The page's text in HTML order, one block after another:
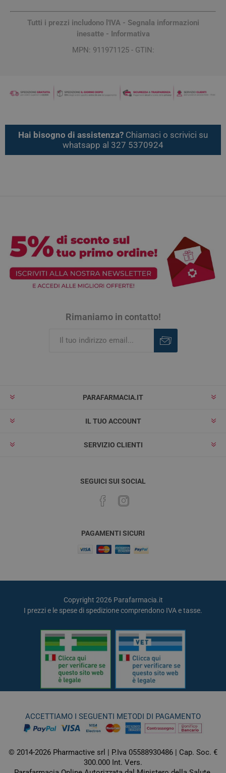
Tutti i prezzi includono l'IVA - Segnala informazioni
inesatte- Informativa
MPN: 911971125 - GTIN:
Hai bisogno di assistenza? Chiamaci o scrivici su
whatsapp al 327 5370924
Rimaniamo in contatto!
PARAFARMACIA.IT
IL TUO ACCOUNT
SERVIZIO CLIENTI
SEGUICI SUI SOCIAL
PAGAMENTI SICURI
Copyright 2026 Parafarmacia.it
I prezzi e le spese di spedizione comprendono IVA e tasse.
ACCETTIAMO I SEGUENTI METODI DI PAGAMENTO
© 2014-2026 Pharmactive srl | P.Iva 05588930486 | Cap. Soc. €
300.000 Int. Vers.